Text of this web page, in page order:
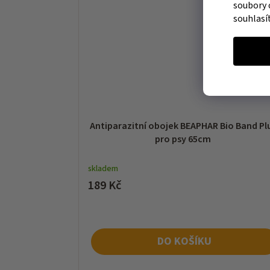
soubory
Antiparazitní obojek BEAPHAR Bio Band
pro psy 65cm
skladem
189 Kč
DO KOŠÍKU